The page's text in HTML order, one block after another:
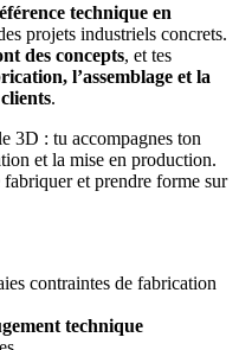
technique en
projets industriels concrets.
des concepts, et tes
l’assemblage et la
.
3D : tu accompagnes ton
et la mise en production.
et prendre forme sur
contraintes de fabrication
technique